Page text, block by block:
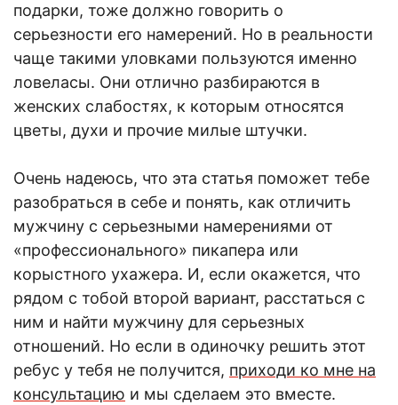
подарки, тоже должно говорить о
серьезности его намерений. Но в реальности
чаще такими уловками пользуются именно
ловеласы. Они отлично разбираются в
женских слабостях, к которым относятся
цветы, духи и прочие милые штучки.
Очень надеюсь, что эта статья поможет тебе
разобраться в себе и понять, как отличить
мужчину с серьезными намерениями от
«профессионального» пикапера или
корыстного ухажера. И, если окажется, что
рядом с тобой второй вариант, расстаться с
ним и найти мужчину для серьезных
отношений. Но если в одиночку решить этот
ребус у тебя не получится, приходи ко мне на
консультацию и мы сделаем это вместе.